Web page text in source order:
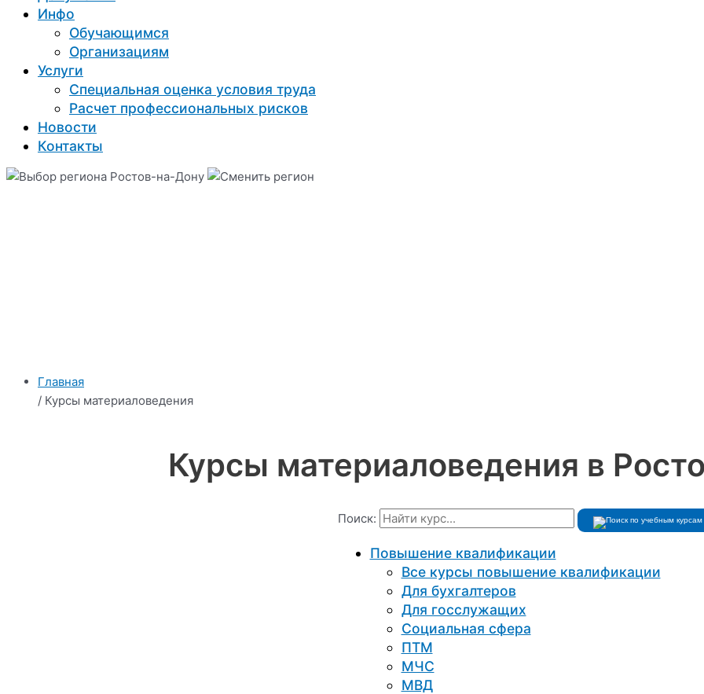
Инфо
Обучающимся
Организациям
Услуги
Специальная оценка условия труда
Расчет профессиональных рисков
Новости
Контакты
Ростов-на-Дону
Главная
/ Курсы материаловедения
Курсы материаловедения в
Поиск:
Повышение квалификации
Все курсы повышение квалификации
Для бухгалтеров
Для госслужащих
Социальная сфера
ПТМ
МЧС
МВД